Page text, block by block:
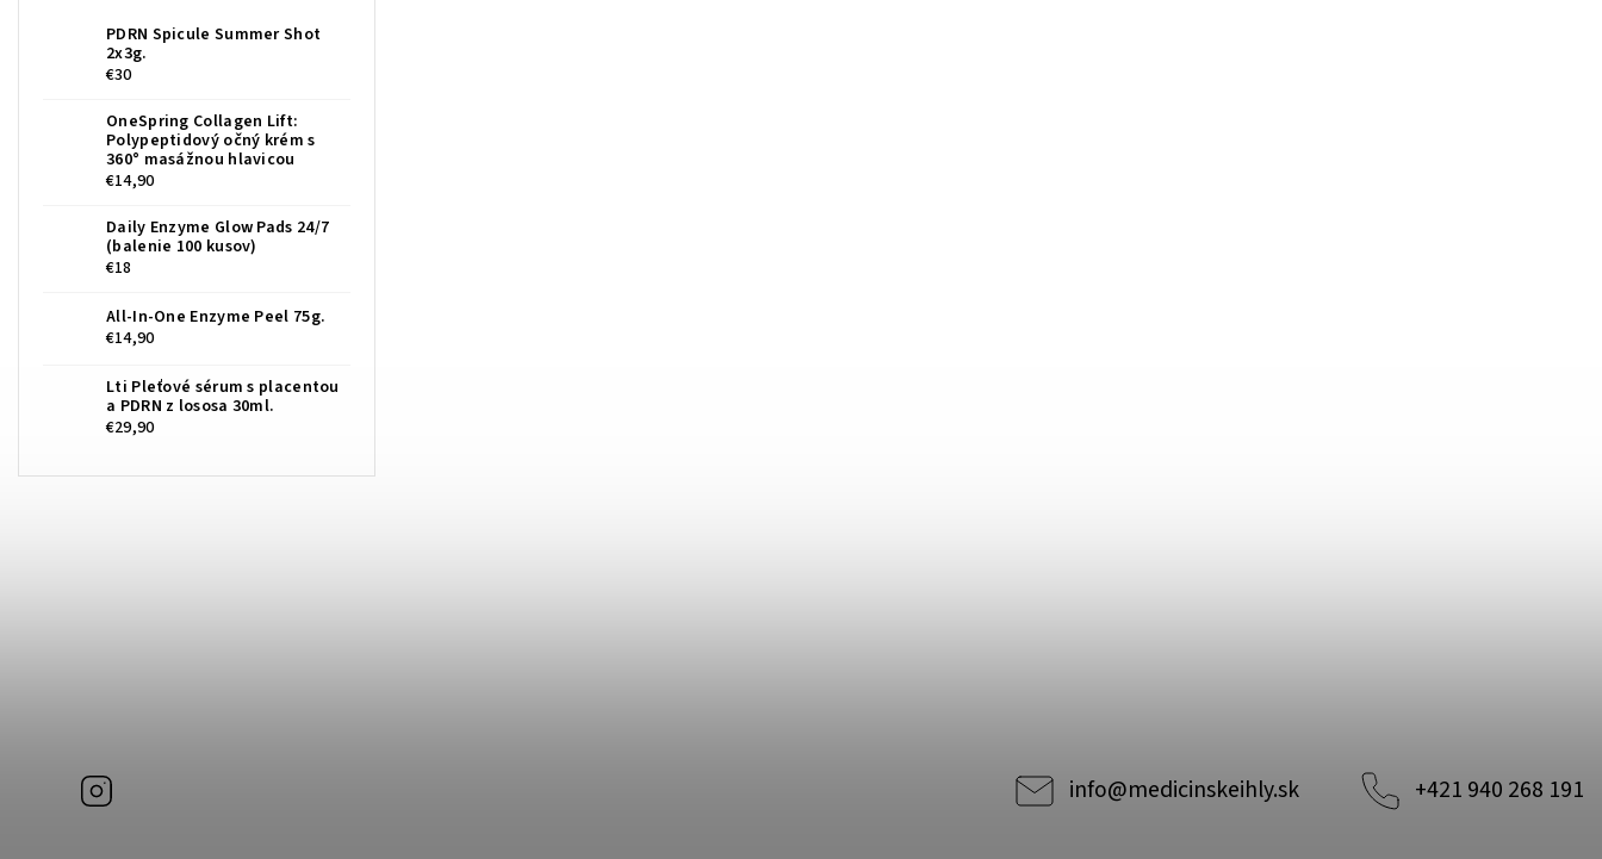
PDRN Spicule Summer Shot
2x3g.
€30
OneSpring Collagen Lift:
Polypeptidový očný krém s
360° masážnou hlavicou
€14,90
Daily Enzyme Glow Pads 24/7
(balenie 100 kusov)
€18
All-In-One Enzyme Peel 75g.
€14,90
Lti Pleťové sérum s placentou
a PDRN z lososa 30ml.
€29,90
info@medicinskeihly.sk +421 940 268 191